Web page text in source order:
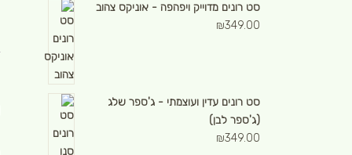
סט רונים מדוייק ויפהפה - אוניקס צהוב
₪349.00
סט רונים עדין ועוצמתי - ג'ספר שלג
(ג'ספר לבן)
₪349.00